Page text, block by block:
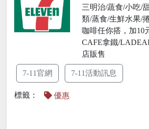
三明治/蔬食/小吃/
類/蒸食/生鮮水果/
咖啡任你搭，加10
CAFE拿鐵/
店販售
7-11官網 7-11活動訊息
標籤： 優惠